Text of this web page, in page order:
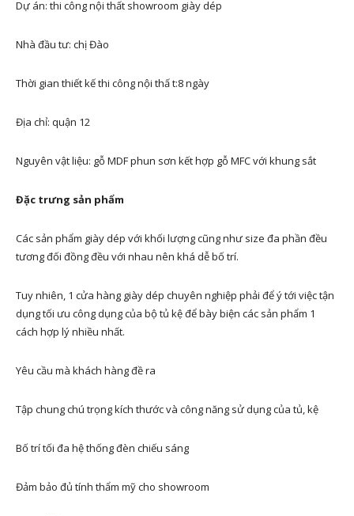
Dự án: thi công nội thất showroom giày dép
Nhà đầu tư: chị Đào
Thời gian thiết kế thi công nội thấ t:8 ngày
Địa chỉ: quận 12
Nguyên vật liệu: gỗ MDF phun sơn kết hợp gỗ MFC với khung sắt
Đặc trưng sản phẩm
Các sản phẩm giày dép với khối lượng cũng như size đa phần đều
tương đối đồng đều với nhau nên khá dễ bố trí.
Tuy nhiên, 1 cửa hàng giày dép chuyên nghiệp phải để ý tới việc tận
dụng tối ưu công dụng của bộ tủ kệ để bày biện các sản phẩm 1
cách hợp lý nhiều nhất.
Yêu cầu mà khách hàng đề ra
Tập chung chú trọng kích thước và công năng sử dụng của tủ, kệ
Bố trí tối đa hệ thống đèn chiếu sáng
Đảm bảo đủ tính thẩm mỹ cho showroom